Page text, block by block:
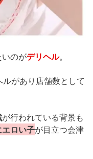
のがデリヘル。
があり店舗数として
が行われている背景も
ロい子が目立つ会津